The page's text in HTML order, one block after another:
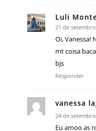
Luli
21 de
Oi, Vanessa!
mt coisa
bjs
Responder
vanessa
24 de
Eu amoo as